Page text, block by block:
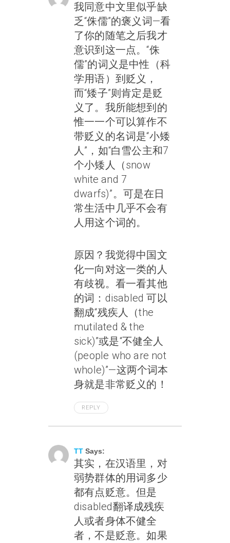
我同意中文里似乎缺
乏“侏儒”的褒义词—看
了你的随笔之后我才
意识到这一点。“侏
儒”的词义是中性（科
学用语）到贬义，
而“矮子”则肯定是贬
义了。我所能想到的
惟一一个可以算作不
带贬义的名词是“小矮
人”，如“白雪公主和7
个小矮人（snow
white and 7
dwarfs)”。可是在日
常生活中几乎不会有
人用这个词的。
原因？我觉得中国文
化一向对这一类的人
有歧视。看一看其他
的词：disabled 可以
翻成“残疾人（the
mutilated & the
sick)”或是“不健全人
(people who are not
whole)”—这两个词本
身就是非常贬义的！
REPLY
TT Says:
其实，在汉语里，对
弱势群体的用词多少
都有点贬意。但是
disabled翻译成残疾
人或者身体不健全
者，不是贬意。如果